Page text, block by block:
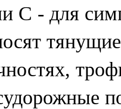
С - для